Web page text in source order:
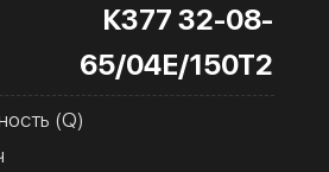
К377 32-08-
65/04Е/150Т2
(Q)